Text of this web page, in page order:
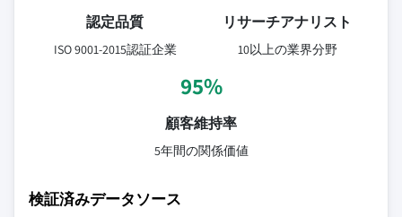
認定品質
ISO 9001-2015認証企業
リサーチアナリスト
10以上の業界分野
95%
顧客維持率
5年間の関係価値
検証済みデータソース